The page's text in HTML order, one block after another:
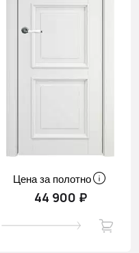
Цена за полотно
44 900 ₽